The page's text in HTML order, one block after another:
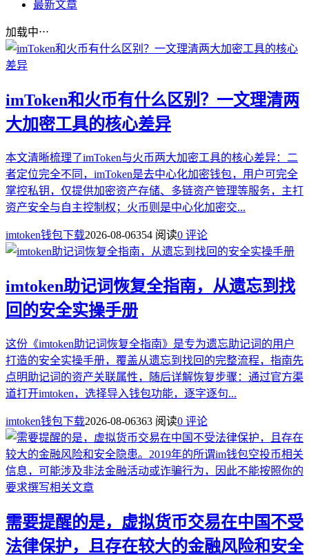
最新文章
加载中⋅⋅⋅
imToken和火币有什么区别？一文理清两
大加密工具的核心差异
本文清晰梳理了imToken与火币两大加密工具的核心差异：二
者定位完全不同，imToken是去中心化加密钱包，用户可完全
掌控私钥，仅提供加密资产存储、多链资产管理等服务，主打
资产安全与自主控制权；火币则是中心化加密交...
imtoken钱包下载2026-08-06354 阅读0 评论
imtoken助记词恢复全指南，从遗忘到找
回的安全实操手册
这份《imtoken助记词恢复全指南》是专为遗忘助记词的用户
打造的安全实操手册，覆盖从遗忘到找回的完整流程，指南先
点明助记词的资产关联属性，随后详解恢复步骤：通过官方渠
道打开imtoken，选择导入钱包功能，逐字逐句...
imtoken钱包下载2026-08-06363 阅读0 评论
需要提醒的是，虚拟货币交易在中国不受
法律保护，且存在较大的金融风险和安全